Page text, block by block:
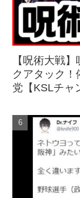
【呪術大戦
クアタック！
党【KSLチャ